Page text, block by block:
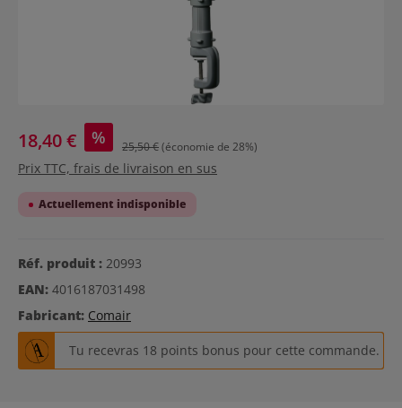
18,40 € % 25,50 €(économie de 28%)
Prix TTC, frais de livraison en sus
Actuellement indisponible
Réf. produit : 20993
EAN: 4016187031498
Fabricant: Comair
Tu recevras 18 points bonus pour cette commande.